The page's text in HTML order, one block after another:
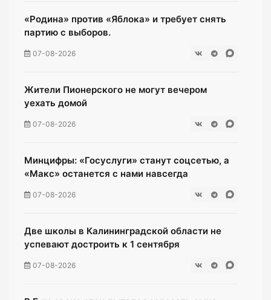
«Родина» против «Яблока» и требует снять
партию с выборов.
07-08-2026
Жители Пионерского не могут вечером
уехать домой
07-08-2026
Минцифры: «Госуслуги» станут соцсетью, а
«Макс» останется с нами навсегда
07-08-2026
Две школы в Калининградской области не
успевают достроить к 1 сентября
07-08-2026